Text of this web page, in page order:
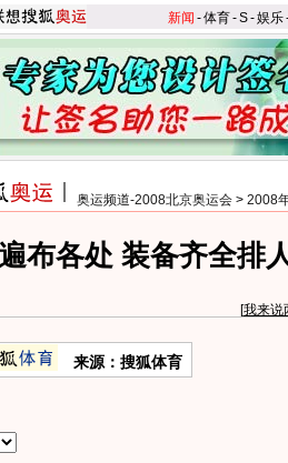
新闻 -体育-S-娱乐
奥运频道-2008北京奥运会 > 2008
布各处 装备齐全排
[我来说
来源：搜狐体育